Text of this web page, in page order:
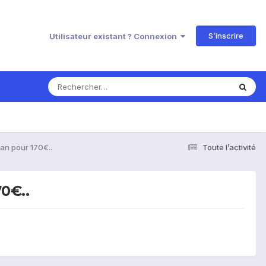
Utilisateur existant ? Connexion S’inscrire
Toute l’activité
pour 170€..